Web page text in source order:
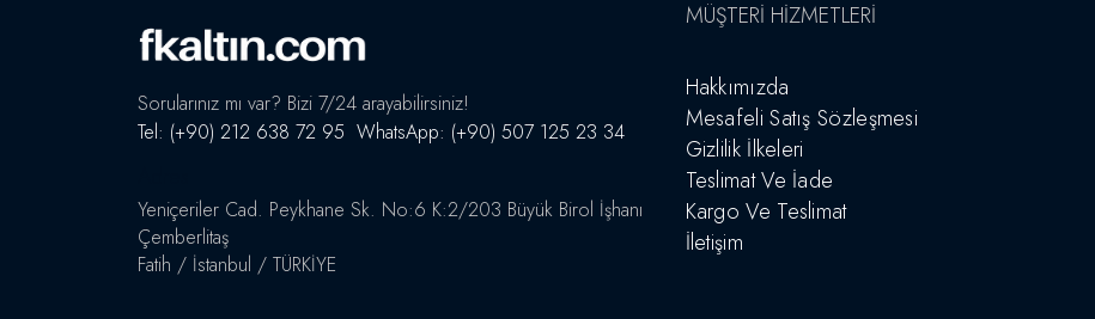
Sorularınız mı var? Bizi 7/24 arayabilirsiniz!
Tel: (+90) 212 638 72 95 WhatsApp: (+90) 507 125 23 34
Yeniçeriler Cad. Peykhane Sk. No:6 K:2/203 Büyük Birol İşhanı
Çemberlitaş
Fatih / İstanbul / TÜRKİYE
MÜŞTERI HIZMETLERI
Hakkımızda
Mesafeli Satış Sözleşmesi
Gizlilik İlkeleri
Teslimat Ve İade
Kargo Ve Teslimat
İletişim